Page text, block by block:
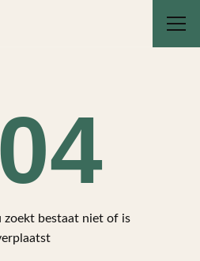
zoekt bestaat niet of is